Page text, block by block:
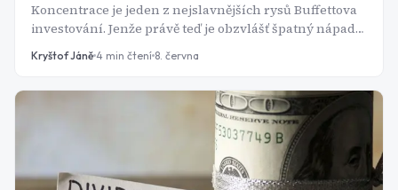
Koncentrace je jeden z nejslavnějších rysů Buffettova
investování. Jenže právě teď je obzvlášť špatný nápad
ho napodobovat. Portfolio se totiž investorům, po
příchodu nového CEO, doslova mění před očima.
Kryštof Jáně 4 min čtení 8. června